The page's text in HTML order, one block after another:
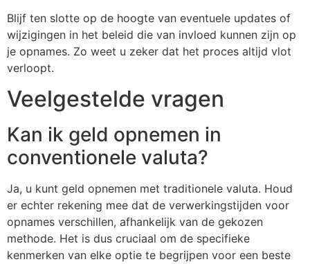
Blijf ten slotte op de hoogte van eventuele updates of
wijzigingen in het beleid die van invloed kunnen zijn op
je opnames. Zo weet u zeker dat het proces altijd vlot
verloopt.
Veelgestelde vragen
Kan ik geld opnemen in
conventionele valuta?
Ja, u kunt geld opnemen met traditionele valuta. Houd
er echter rekening mee dat de verwerkingstijden voor
opnames verschillen, afhankelijk van de gekozen
methode. Het is dus cruciaal om de specifieke
kenmerken van elke optie te begrijpen voor een beste